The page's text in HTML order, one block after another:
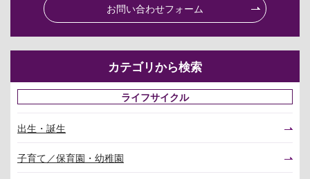
お問い合わせフォーム
カテゴリから検索
ライフサイクル
出生・誕生
子育て／保育園・幼稚園